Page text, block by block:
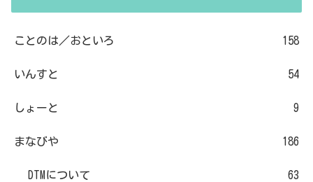
ことのは／おといろ 158
いんすと 54
しょーと 9
まなびや 186
DTMについて 63